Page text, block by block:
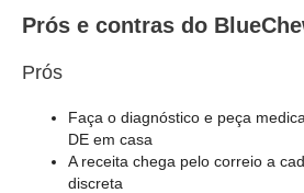
Prós e contras do
Prós
Faça o diagnóstico e peça
DE em casa
A receita chega pelo correio a
discreta